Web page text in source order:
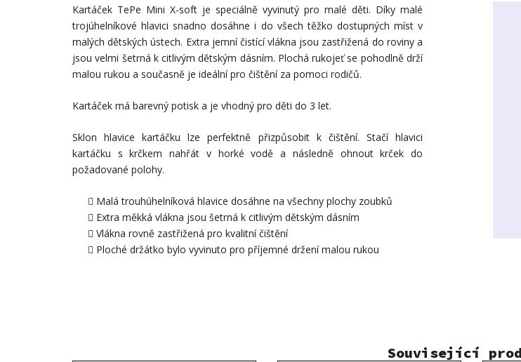
Kartáček TePe Mini X-soft je speciálně vyvinutý pro malé děti. Díky malé
trojúhelníkové hlavici snadno dosáhne i do všech těžko dostupných míst v
malých dětských ústech. Extra jemní čistící vlákna jsou zastřižená do roviny a
jsou velmi šetrná k citlivým dětským dásním. Plochá rukojeť se pohodlně drží
malou rukou a současně je ideální pro čištění za pomoci rodičů.
Kartáček má barevný potisk a je vhodný pro děti do 3 let.
Sklon hlavice kartáčku lze perfektně přizpůsobit k čištění. Stačí hlavici
kartáčku s krčkem nahřát v horké vodě a následně ohnout krček do
požadované polohy.
Malá trouhúhelníková hlavice dosáhne na všechny plochy zoubků
Extra měkká vlákna jsou šetrná k citlivým dětským dásním
Vlákna rovně zastřižená pro kvalitní čištění
Ploché držátko bylo vyvinuto pro příjemné držení malou rukou
Související